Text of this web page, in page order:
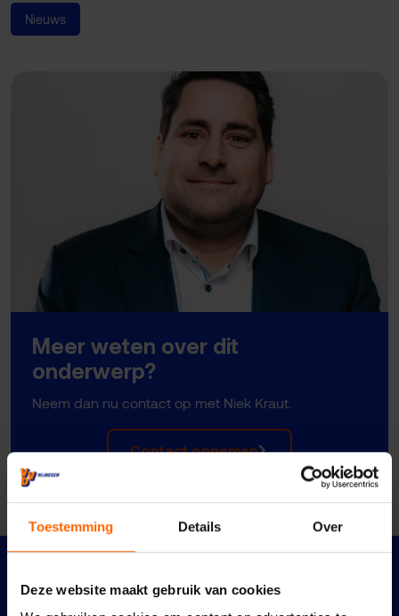
Toestemming Details Over
Deze website maakt gebruik van cookies
Nieuws
Meer weten over dit
onderwerp?
Neem dan nu contact op met Niek Kraut.
Contact opnemen
Meer nieuws